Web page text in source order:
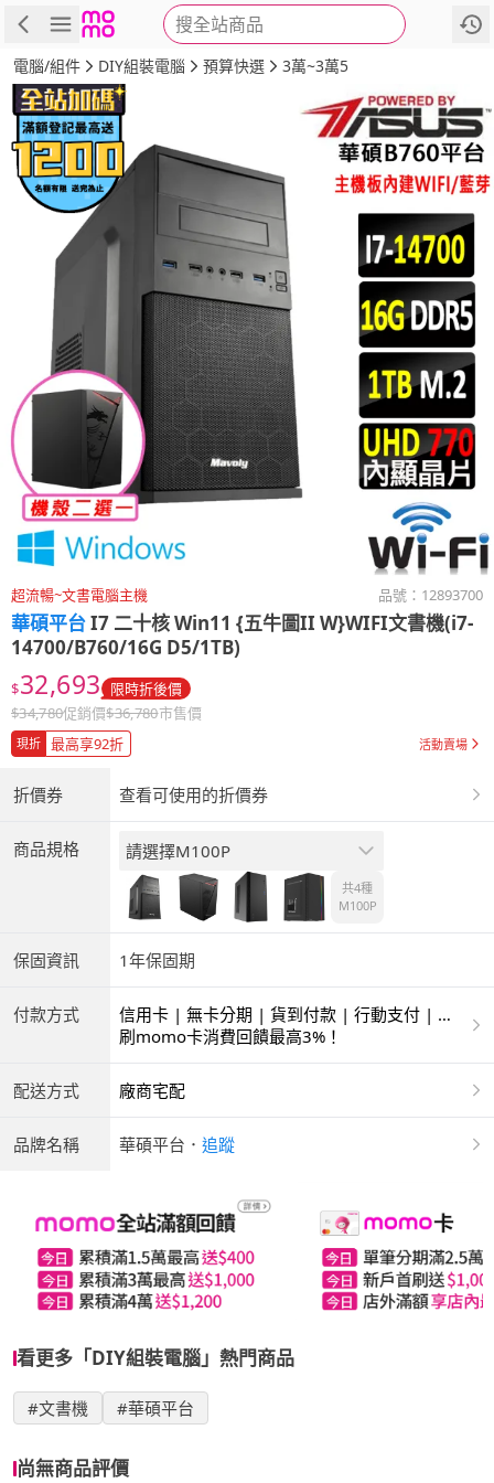
搜全站商品
商品 評價 詳情
電腦/組件 DIY組裝電腦 預算快選 3萬~3萬5
超流暢~文書電腦主機 品號： 12893700
華碩平台I7 二十核 Win11 {五牛圖II W}WIFI文書機(i7-
14700/B760/16G D5/1TB)
$32,693 限時折後價
$34,780促銷價$36,780市售價
現折 最高享92折 活動賣場
折價券 查看可使用的折價券
商品規格 請選擇M100P
共4種
M100P
保固資訊 1年保固期
付款方式
信用卡 | 無卡分期 | 貨到付款 | 行動支付 | 銀
聯卡
刷momo卡消費回饋最高3%！
配送方式 廠商宅配
品牌名稱 華碩平台 ． 追蹤
看更多「DIY組裝電腦」熱門商品
#文書機 #華碩平台
尚無商品評價